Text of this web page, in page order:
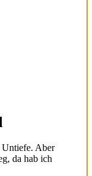
Aber
da hab ich